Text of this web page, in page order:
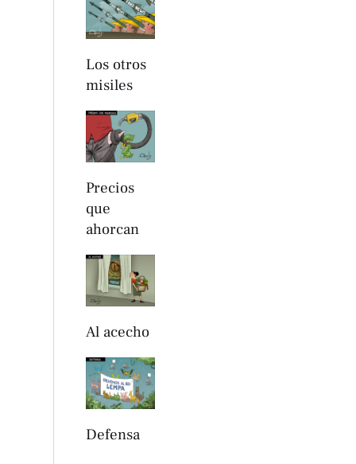
Los otros
misiles
Precios
que
ahorcan
Al acecho
Defensa